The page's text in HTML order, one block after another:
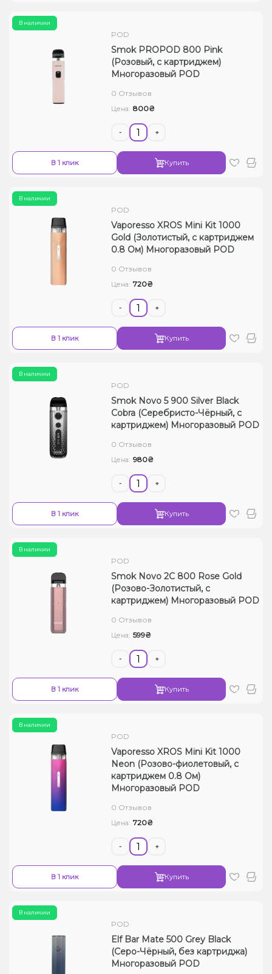
В наличии
POD
Smok PROPOD 800 Pink
(Розовый, с картриджем)
Многоразовый POD
0 Отзывов
Цена: 800₴
- +
В 1 клик Купить
В наличии
POD
Vaporesso XROS Mini Kit 1000
Gold (Золотистый, с картриджем
0.8 Ом) Многоразовый POD
0 Отзывов
Цена: 720₴
- +
В 1 клик Купить
В наличии
POD
Smok Novo 5 900 Silver Black
Cobra (Серебристо-Чёрный, с
картриджем) Многоразовый POD
0 Отзывов
Цена: 980₴
- +
В 1 клик Купить
В наличии
POD
Smok Novo 2C 800 Rose Gold
(Розово-Золотистый, с
картриджем) Многоразовый POD
0 Отзывов
Цена: 599₴
- +
В 1 клик Купить
В наличии
POD
Vaporesso XROS Mini Kit 1000
Neon (Розово-фиолетовый, с
картриджем 0.8 Ом)
Многоразовый POD
0 Отзывов
Цена: 720₴
- +
В 1 клик Купить
В наличии
POD
Elf Bar Mate 500 Grey Black
(Серо-Чёрный, без картриджа)
Многоразовый POD